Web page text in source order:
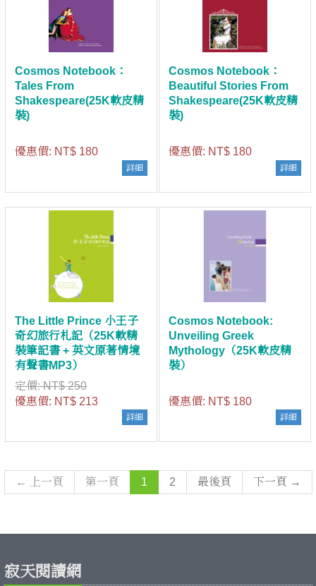
Cosmos Notebook：
Tales From
Shakespeare(25K軟皮精
裝)
優惠價: NT$ 180
詳細
Cosmos Notebook：
Beautiful Stories From
Shakespeare(25K軟皮精
裝)
優惠價: NT$ 180
詳細
The Little Prince 小王子
奇幻旅行札記（25K軟精
裝筆記書 + 英文原著情境
有聲書MP3）
定價:NT$ 250
優惠價: NT$ 213
詳細
Cosmos Notebook:
Unveiling Greek
Mythology（25K軟皮精
裝）
優惠價: NT$ 180
詳細
← 上一頁 第一頁 1 2 最後頁 下一頁 →
寂天閱讀網